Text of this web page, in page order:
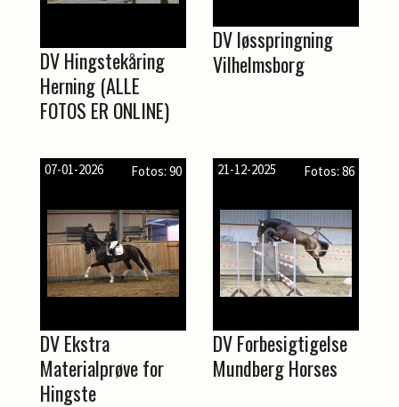
DV Hingstekåring
Herning (ALLE
FOTOS ER ONLINE)
DV løsspringning
Vilhelmsborg
07-01-2026 Fotos: 90
DV Ekstra
Materialprøve for
Hingste
21-12-2025 Fotos: 86
DV Forbesigtigelse
Mundberg Horses